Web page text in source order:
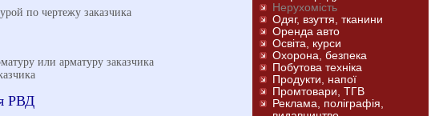
по чертежу заказчика
или арматуру заказчика
РВД
Нерухомість
Одяг, взуття, тканини
Оренда авто
Освіта, курси
Охорона, безпека
Побутова техніка
Продукти, напої
Промтовари, ТГВ
Реклама, поліграфія,